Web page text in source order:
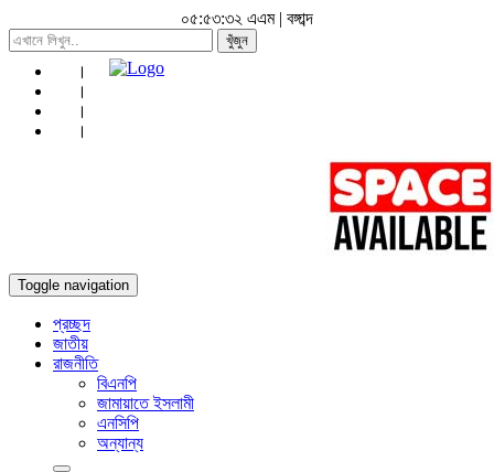
০৫:৫৩:৩৪ এএম| বঙ্গাব্দ
খুঁজুন
Toggle navigation
প্রচ্ছদ
জাতীয়
রাজনীতি
বিএনপি
জামায়াতে ইসলামী
এনসিপি
অন্যান্য